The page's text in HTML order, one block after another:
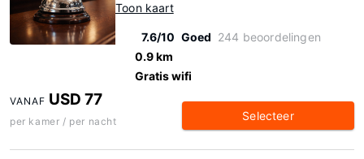
Toon kaart
7.6/10 Goed 244 beoordelingen
0.9 km
Gratis wifi
VANAF USD 77
per kamer / per nacht Selecteer